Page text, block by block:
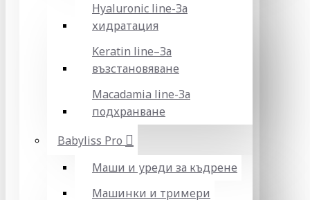
Hyaluronic line-За
хидратация
Keratin line–За
възстановяване
Macadamia line-За
подхранване
Babyliss Pro
Маши и уреди за къдрене
Машинки и тримери